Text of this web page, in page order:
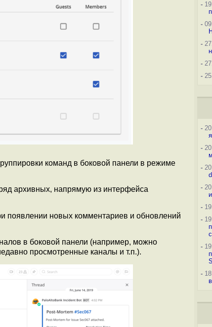
команд в боковой панели в режиме
архивных, напрямую из интерфейса
появлении новых комментариев и обновлений
в боковой панели (например, можно
просмотренные каналы и т.п.).
-
-
-
-
-
-
-
-
-
-
-
-
-